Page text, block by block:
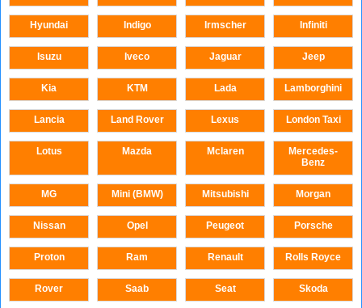
Hyundai Indigo Irmscher Infiniti
Isuzu Iveco Jaguar Jeep
Kia KTM Lada Lamborghini
Lancia Land Rover Lexus London Taxi
Lotus Mazda Mclaren
Mercedes-
Benz
MG Mini (BMW) Mitsubishi Morgan
Nissan Opel Peugeot Porsche
Proton Ram Renault Rolls Royce
Rover Saab Seat Skoda